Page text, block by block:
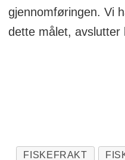
gjennomføringen. Vi
dette målet, avslutter
FISKEFRAKT